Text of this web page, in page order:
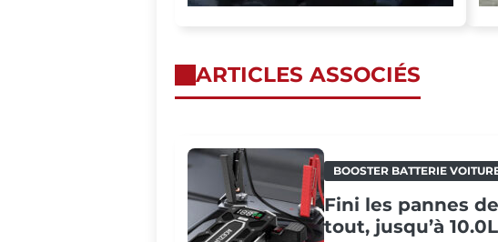
ARTICLES ASSOCIÉS
BOOSTER BATTERIE
Fini les pannes
tout, jusqu’à